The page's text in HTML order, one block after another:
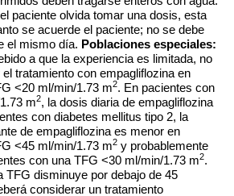
paciente olvida tomar una dosis, esta
se acuerde el paciente; no se debe
el mismo día. Poblaciones especiales:
a que la experiencia es limitada, no
tratamiento con empagliflozina en
<20 ml/min/1.73 m2. En pacientes con
m2, la dosis diaria de empagliflozina
con diabetes mellitus tipo 2, la
de empagliflozina es menor en
<45 ml/min/1.73 m2 y probablemente
con una TFG <30 ml/min/1.73 m2.
TFG disminuye por debajo de 45
considerar un tratamiento